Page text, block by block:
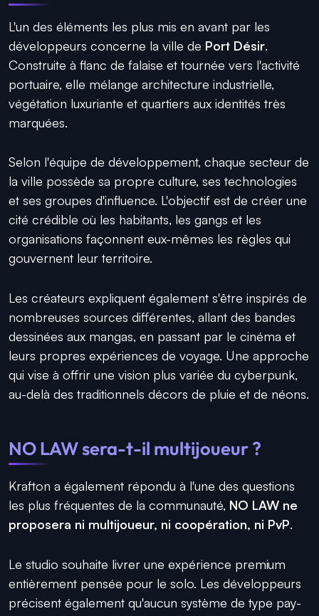
L'un des éléments les plus mis en avant par les
développeurs concerne la ville de Port Désir.
Construite à flanc de falaise et tournée vers l'activité
portuaire, elle mélange architecture industrielle,
végétation luxuriante et quartiers aux identités très
marquées.
Selon l'équipe de développement, chaque secteur de
la ville possède sa propre culture, ses technologies
et ses groupes d'influence. L'objectif est de créer une
cité crédible où les habitants, les gangs et les
organisations façonnent eux-mêmes les règles qui
gouvernent leur territoire.
Les créateurs expliquent également s'être inspirés de
nombreuses sources différentes, allant des bandes
dessinées aux mangas, en passant par le cinéma et
leurs propres expériences de voyage. Une approche
qui vise à offrir une vision plus variée du cyberpunk,
au-delà des traditionnels décors de pluie et de néons.
NO LAW sera-t-il multijoueur ?
Krafton a également répondu à l'une des questions
les plus fréquentes de la communauté, NO LAW ne
proposera ni multijoueur, ni coopération, ni PvP.
Le studio souhaite livrer une expérience premium
entièrement pensée pour le solo. Les développeurs
précisent également qu'aucun système de type pay-